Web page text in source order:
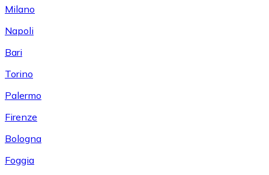
Milano
Napoli
Bari
Torino
Palermo
Firenze
Bologna
Foggia